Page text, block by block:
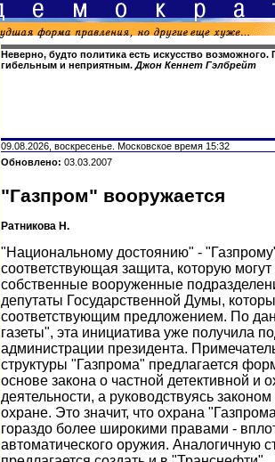
Неверно, будто политика есть искусство
гибельным и неприятным. Джон Кеннет Гэлбрейт
09.08.2026, воскресенье. Московское время 15:32
Обновлено: 03.03.2007
"Газпром" вооружается
Ратникова Н.
"Национальному достоянию" -
соответствующая защита, которую могут
собственные вооруженные
депутаты Государственной Думы,
соответствующим предложением. По
газеты", эта инициатива уже получила
администрации президента.
структуры "Газпрома" предлагается
основе закона о частной детективной и
деятельности, а руководствуясь
охране. Это значит, что охрана
гораздо более широкими правами -
автоматического оружия. Аналогичную